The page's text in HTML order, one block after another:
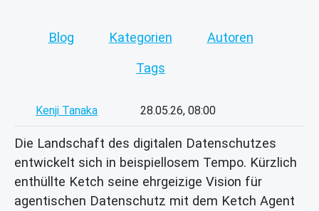
Blog Kategorien Autoren
Tags
Kenji Tanaka 28.05.26, 08:00
Die Landschaft des digitalen Datenschutzes
entwickelt sich in beispiellosem Tempo. Kürzlich
enthüllte Ketch seine ehrgeizige Vision für
agentischen Datenschutz mit dem Ketch Agent